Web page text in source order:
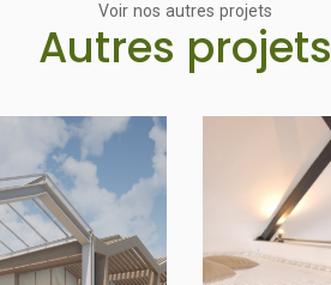
Voir nos autres projets
Autres projets